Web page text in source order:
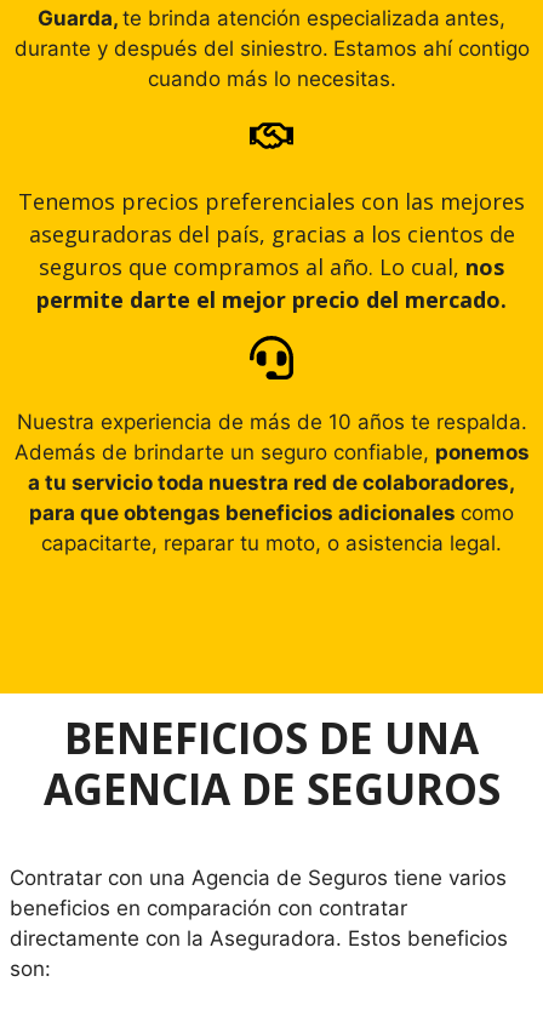
Guarda, te brinda atención especializada antes,
durante y después del siniestro. Estamos ahí contigo
cuando más lo necesitas.
Tenemos precios preferenciales con las mejores
aseguradoras del país, gracias a los cientos de
seguros que compramos al año. Lo cual, nos
permite darte el mejor precio del mercado.
Nuestra experiencia de más de 10 años te respalda.
Además de brindarte un seguro confiable, ponemos
a tu servicio toda nuestra red de colaboradores,
para que obtengas beneficios adicionales como
capacitarte, reparar tu moto, o asistencia legal.
BENEFICIOS DE UNA
AGENCIA DE SEGUROS
Contratar con una Agencia de Seguros tiene varios
beneficios en comparación con contratar
directamente con la Aseguradora. Estos beneficios
son: